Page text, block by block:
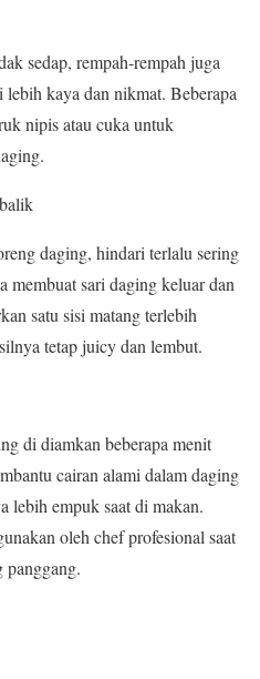
sedap, rempah-rempah juga
lebih kaya dan nikmat. Beberapa
nipis atau cuka untuk
daging, hindari terlalu sering
sari daging keluar dan
satu sisi matang terlebih
tetap juicy dan lembut.
di diamkan beberapa menit
cairan alami dalam daging
lebih empuk saat di makan.
oleh chef profesional saat
panggang.